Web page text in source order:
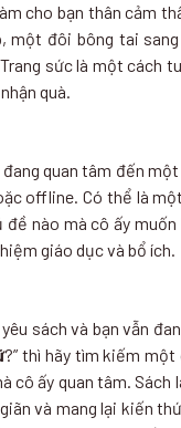
cho bạn thân cảm
một đôi bông tai
sức là một cách
quà.
quan tâm đến
offline. Có thể là
nào mà cô ấy
giáo dục và bổ ích.
sách và bạn vẫn
?” thì hãy tìm kiếm
cô ấy quan tâm.
và mang lại kiến